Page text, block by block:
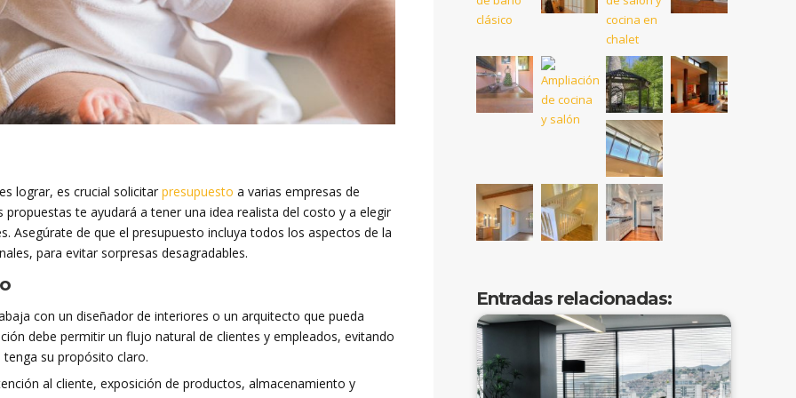
lograr, es crucial solicitarpresupuesto a varias empresas de
te ayudará a tener una idea realista del costo y a elegir
Asegúrate de que el presupuesto incluya todos los aspectos de la
para evitar sorpresas desagradables.
con un diseñador de interiores o un arquitecto que pueda
debe permitir un flujo natural de clientes y empleados, evitando
su propósito claro.
al cliente, exposición de productos, almacenamiento y
Entradas relacionadas: